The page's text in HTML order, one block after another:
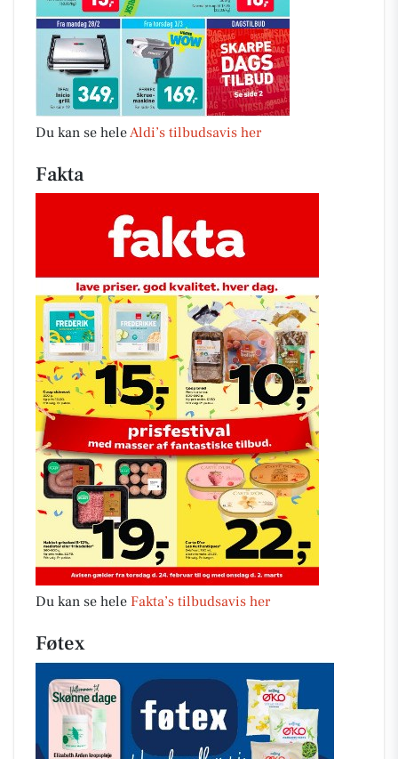
Du kan se heleAldi’s tilbudsavis her
Fakta
Du kan se hele Fakta’s tilbudsavis her
Føtex